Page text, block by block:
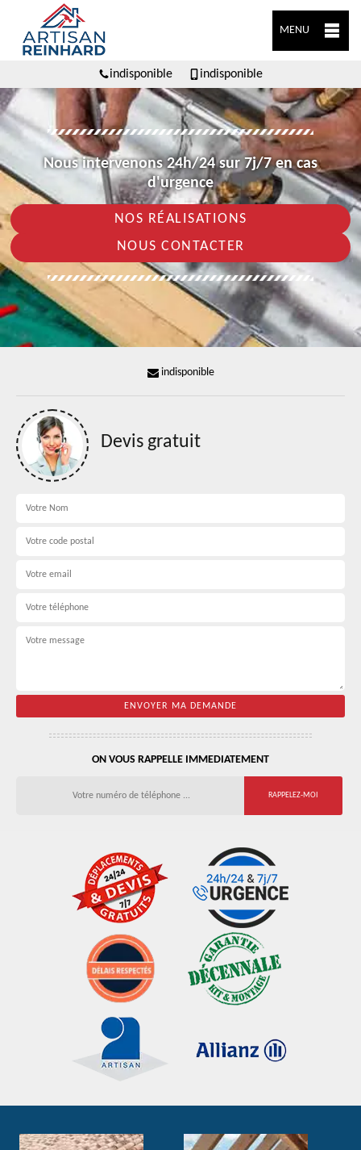
MENU
indisponible indisponible
Nous intervenons 24h/24 sur 7j/7 en cas
d'urgence
NOS RÉALISATIONS
NOUS CONTACTER
indisponible
Devis gratuit
ON VOUS RAPPELLE IMMEDIATEMENT